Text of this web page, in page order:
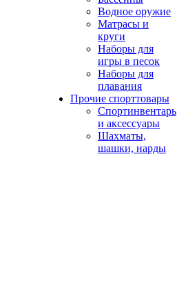
Водное оружие
Матрасы и
круги
Наборы для
игры в песок
Наборы для
плавания
Прочие спорттовары
Спортинвентарь
и аксессуары
Шахматы,
шашки, нарды